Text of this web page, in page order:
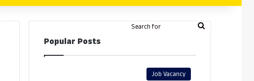
FacebookInstagram
Telegram
Whatsapp Random Article
Switch skin
Search
Popular Posts
Job Vacancy